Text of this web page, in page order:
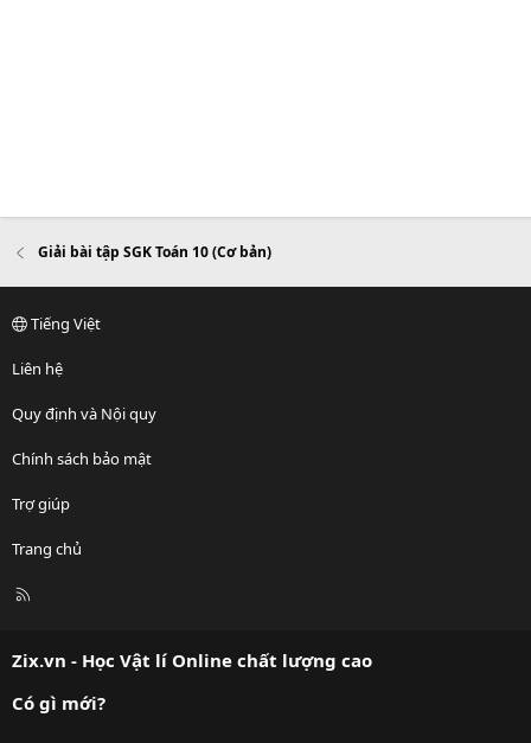
Giải bài tập SGK Toán 10 (Cơ bản)
Tiếng Việt
Liên hệ
Quy định và Nội quy
Chính sách bảo mật
Trợ giúp
Trang chủ
R
Zix.vn - Học Vật lí Online chất lượng cao
Có gì mới?